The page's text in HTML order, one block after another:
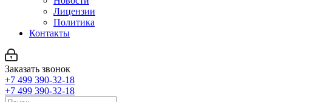
Лицензии
Политика
Контакты
Заказать звонок
+7 499 390-32-18
+7 499 390-32-18